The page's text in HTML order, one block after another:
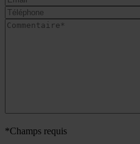
*Champs requis